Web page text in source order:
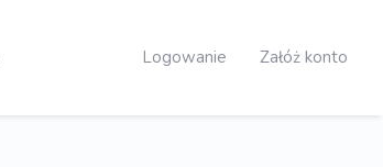
Logowanie Załóż konto